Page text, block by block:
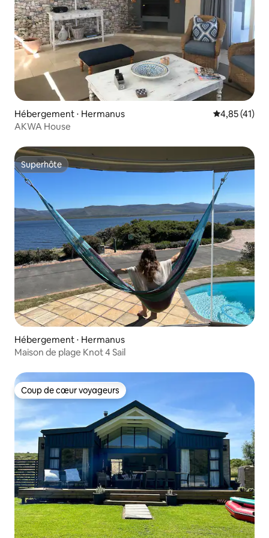
Hébergement ⋅ Hermanus Évaluation
4,85 (41)
AKWA House
Superhôte
Superhôte
Hébergement ⋅ Hermanus
Maison de plage Knot 4 Sail
Coup de cœur voyageurs
Coup de cœur voyageurs